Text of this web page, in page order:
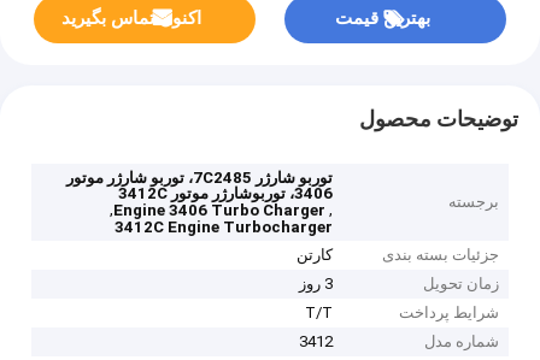
بهترین قیمت اکنون تماس بگیرید
توضیحات محصول
برجسته
توربو شارژر 7C2485، توربو شارژر موتور
3406، توربوشارژر موتور 3412C
,
Engine 3406 Turbo Charger
,
3412C Engine Turbocharger
جزئیات بسته بندی
کارتن
زمان تحویل
3 روز
شرایط پرداخت
T/T
شماره مدل
3412